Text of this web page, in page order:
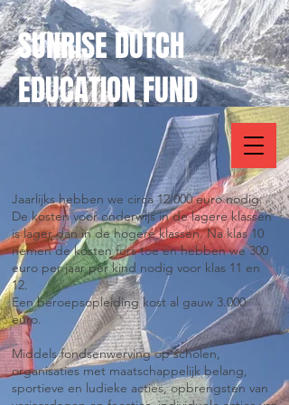
SUNRISE DUTCH
EDUCATION FUND
Jaarlijks hebben we circa 12.000 euro nodig.
De kosten voor onderwijs in de lagere klassen
is lager dan in de hogere klassen. Na klas 10
nemen de kosten fors toe en hebben we 300
euro per jaar per kind nodig voor klas 11 en
12.
Een beroepsopleiding kost al gauw 3.000
euro.
Middels fondsenwerving op scholen,
organisaties met maatschappelijk belang,
sportieve en ludieke acties, opbrengsten van